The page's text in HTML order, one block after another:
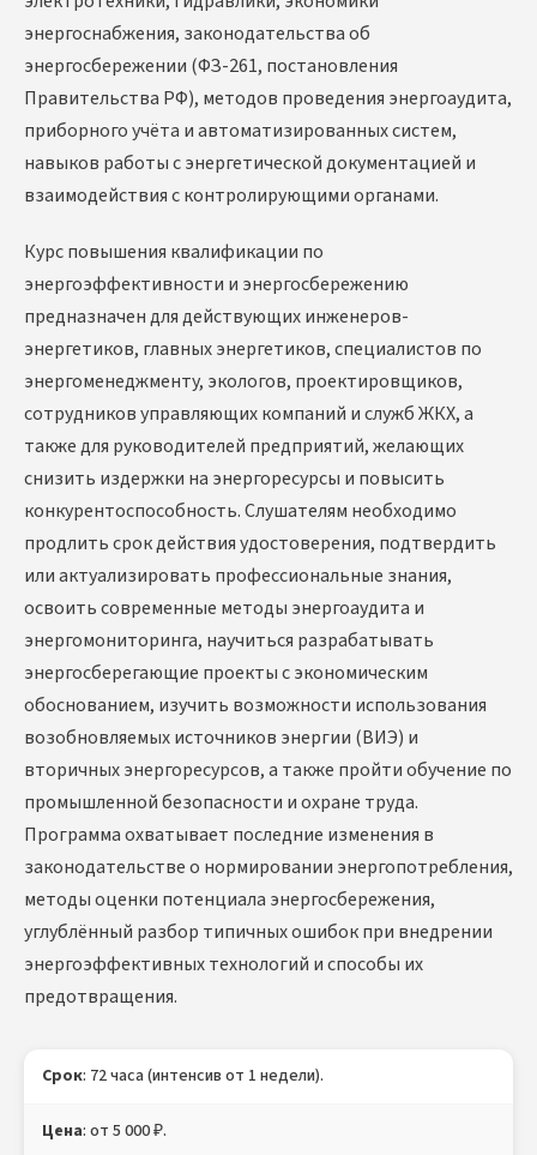
энергоснабжения, законодательства об
энергосбережении (ФЗ-261, постановления
Правительства РФ), методов проведения энергоаудита,
приборного учёта и автоматизированных систем,
навыков работы с энергетической документацией и
взаимодействия с контролирующими органами.
Курс повышения квалификации по
энергоэффективности и энергосбережению
предназначен для действующих инженеров-
энергетиков, главных энергетиков, специалистов по
энергоменеджменту, экологов, проектировщиков,
сотрудников управляющих компаний и служб ЖКХ, а
также для руководителей предприятий, желающих
снизить издержки на энергоресурсы и повысить
конкурентоспособность. Слушателям необходимо
продлить срок действия удостоверения, подтвердить
или актуализировать профессиональные знания,
освоить современные методы энергоаудита и
энергомониторинга, научиться разрабатывать
энергосберегающие проекты с экономическим
обоснованием, изучить возможности использования
возобновляемых источников энергии (ВИЭ) и
вторичных энергоресурсов, а также пройти обучение по
промышленной безопасности и охране труда.
Программа охватывает последние изменения в
законодательстве о нормировании энергопотребления,
методы оценки потенциала энергосбережения,
углублённый разбор типичных ошибок при внедрении
энергоэффективных технологий и способы их
предотвращения.
Срок: 72 часа (интенсив от 1 недели).
Цена: от 5 000 ₽.